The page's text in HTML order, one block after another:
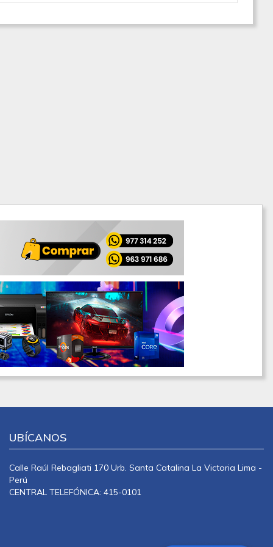
UBÍCANOS
Calle Raúl Rebagliati 170 Urb. Santa Catalina La Victoria Lima -
Perú
CENTRAL TELEFÓNICA: 415-0101